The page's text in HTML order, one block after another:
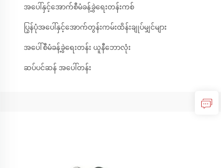
အပေါ်နှင့်အောက်စီမံခန့်ခွဲရေးတန်းကစ်
ပြွန်ပုံအပေါ်နှင့်အောက်တွန်းကမ်းထိန်းချုပ်မျှင်များ
အပေါ်စီမံခန့်ခွဲရေးတန်း ယူနီဘောလုံး
ဆပ်ပင်ဆန် အပေါ်တန်း